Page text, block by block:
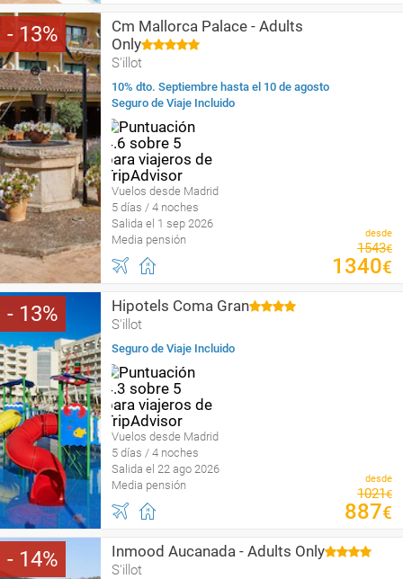
13
Cm Mallorca Palace - Adults
Only
S'illot
10% dto. Septiembre hasta el 10 de agosto
Seguro de Viaje Incluido
Vuelos desde Madrid
5 días / 4 noches
Salida el 1 sep 2026
Media pensión
desde
1543€
1340€
13 Hipotels Coma Gran
S'illot
Seguro de Viaje Incluido
Vuelos desde Madrid
5 días / 4 noches
Salida el 22 ago 2026
Media pensión
desde
1021€
887€
14 Inmood Aucanada - Adults Only
S'illot